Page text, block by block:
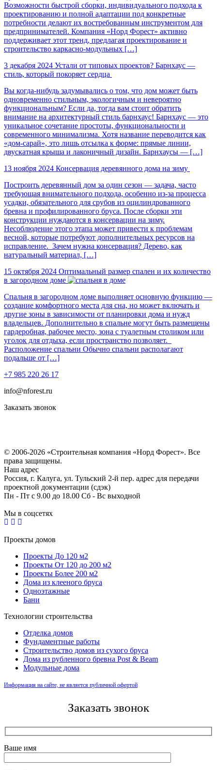
Возможности быстрой сборки, индивидуального подхода к
проектированию и полной адаптации под конкретные
потребности делают их востребованным инструментом для
предпринимателей. Компания «Норд Форест» активно
поддерживает этот тренд, предлагая проектирование и
строительство каркасно-модульных […]
3 декабря 2024 Устали от типовых проектов? Барнхаус —
стиль, который покоряет сердца
Вы когда-нибудь задумывались о том, что дом может быть
одновременно стильным, экологичным и невероятно
функциональным? Если да, тогда вам стоит обратить
внимание на архитектурный стиль барнхаус! Барнхаус — это
уникальное сочетание простоты, функциональности и
современного минимализма. Хотя название переводится как
«дом-сарай», это лишь отсылка к форме: прямые линии,
двускатная крыша и лаконичный дизайн. Барнхаусы — […]
13 ноября 2024 Консервация деревянного дома на зиму
Построить деревянный дом за один сезон — задача, часто
требующая внимательного подхода, особенно из-за процесса
усадки, обязательного для срубов из оцилиндрованного
бревна и профилированного бруса. После сборки эти
конструкции нуждаются в консервации на зиму.
Несоблюдение этого этапа может привести к проблемам
весной, которые потребуют дополнительных ресурсов на
исправление. Зачем нужна консервация? Дерево, как
натуральный материал, […]
15 октября 2024 Оптимальный размер спален и их количество
в загородном доме
Спальня в загородном доме выполняет основную функцию —
создание комфортного места для сна, но может включать и
другие зоны в зависимости от планировки дома и нужд
владельцев. Дополнительно в спальне могут быть размещены
гардеробная, рабочее место, зона с туалетным столиком или
уголок для отдыха, если пространство позволяет.
Расположение спальни Обычно спальни располагают
подальше от […]
+7 985 220 26 17
info@nforest.ru
Заказать звонок
© 2006-2026 «Строительная компания «Норд Форест». Все
права защищены.
Наш адрес
Россия, г. Калуга, ул. Тульский 2-й пер. адрес для передачи
проектной документации (сдэк)
Пн - Пт с 9.00 до 18.00 Сб - Вс выходной
Мы в соцсетях
Проекты домов
Проекты До 120 м2
Проекты От 120 до 200 м2
Проекты Более 200 м2
Дома из клееного бруса
Одноэтажные
Бани
Технологии строительства
Отделка домов
Фундаментные работы
Строительство домов из сухого бруса
Дома из рубленного бревна Post & Beam
Модульные дома
Информация на сайте, не является публичной офертой
Заказать звонок
Ваше имя